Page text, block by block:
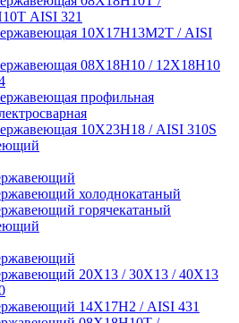
AISI 321
10Х17Н13М2Т / AISI
08Х18Н10 / 12Х18Н10
профильная
10Х23Н18 / AISI 310S
холоднокатаный
горячекатаный
20Х13 / 30Х13 / 40Х13
14Х17Н2 / AISI 431